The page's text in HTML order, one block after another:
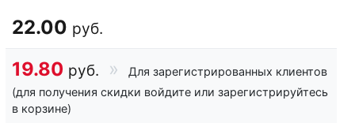
22.00 руб.
19.80 руб.
Для зарегистрированных клиентов
(для получения скидки войдите или зарегистрируйтесь
в корзине)